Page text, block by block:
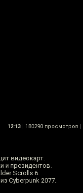
12:13 | 180290 просмотров |
видеокарт.
и президентов.
Scrolls 6.
Cyberpunk 2077.